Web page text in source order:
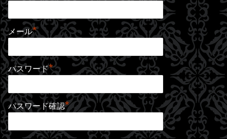
メール*
パスワード*
パスワード確認*